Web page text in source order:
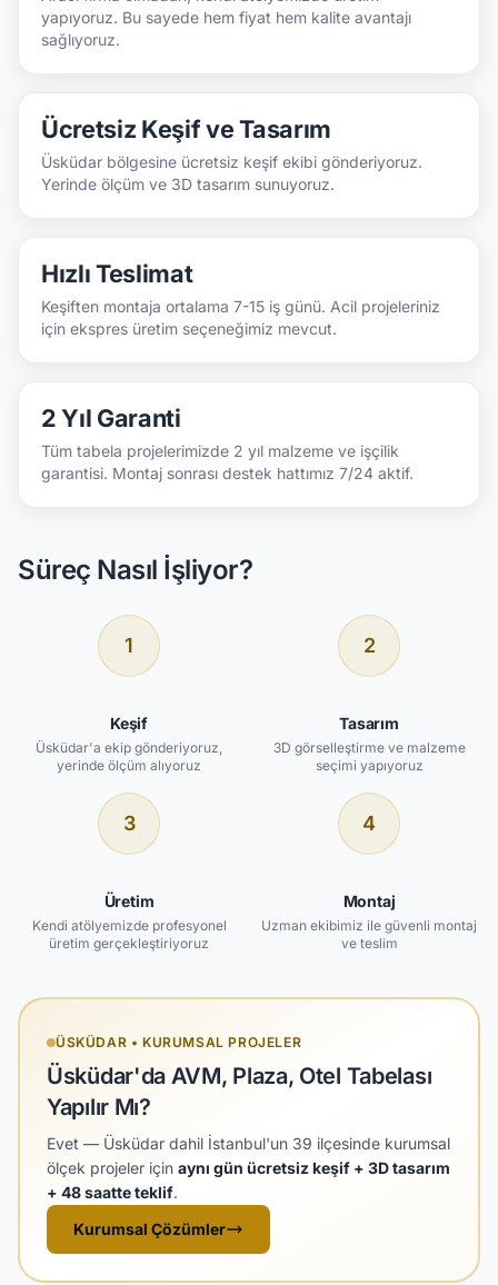
yapıyoruz. Bu sayede hem fiyat hem kalite avantajı
sağlıyoruz.
Ücretsiz Keşif ve Tasarım
Üsküdar bölgesine ücretsiz keşif ekibi gönderiyoruz.
Yerinde ölçüm ve 3D tasarım sunuyoruz.
Hızlı Teslimat
Keşiften montaja ortalama 7-15 iş günü. Acil projeleriniz
için ekspres üretim seçeneğimiz mevcut.
2 Yıl Garanti
Tüm tabela projelerimizde 2 yıl malzeme ve işçilik
garantisi. Montaj sonrası destek hattımız 7/24 aktif.
Süreç Nasıl İşliyor?
1
Keşif
Üsküdar'a ekip gönderiyoruz,
yerinde ölçüm alıyoruz
2
Tasarım
3D görselleştirme ve malzeme
seçimi yapıyoruz
3
Üretim
Kendi atölyemizde profesyonel
üretim gerçekleştiriyoruz
4
Montaj
Uzman ekibimiz ile güvenli montaj
ve teslim
ÜSKÜDAR • KURUMSAL PROJELER
Üsküdar'da AVM, Plaza, Otel Tabelası
Yapılır Mı?
Evet — Üsküdar dahil İstanbul'un 39 ilçesinde kurumsal
ölçek projeler için aynı gün ücretsiz keşif + 3D tasarım
+ 48 saatte teklif.
Kurumsal Çözümler